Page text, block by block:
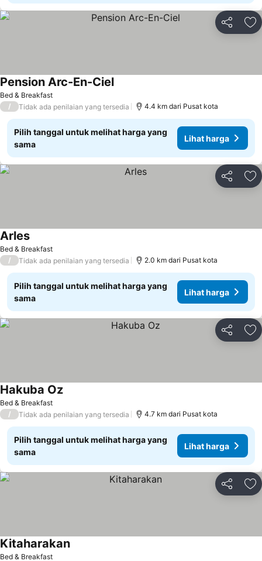
Bagikan
Bed & Breakfast
Pension Arc-En-CielLihat harga
/ Tidak ada penilaian yang tersedia 4.4 km dari Pusat kota
Pilih tanggal untuk melihat harga yang
sama
Lihat harga
Bagikan
Bed & Breakfast
ArlesLihat harga
/ Tidak ada penilaian yang tersedia 2.0 km dari Pusat kota
Pilih tanggal untuk melihat harga yang
sama
Lihat harga
Bagikan
Bed & Breakfast
Hakuba OzLihat harga
/ Tidak ada penilaian yang tersedia 4.7 km dari Pusat kota
Pilih tanggal untuk melihat harga yang
sama
Lihat harga
Bagikan
Bed & Breakfast
KitaharakanLihat harga